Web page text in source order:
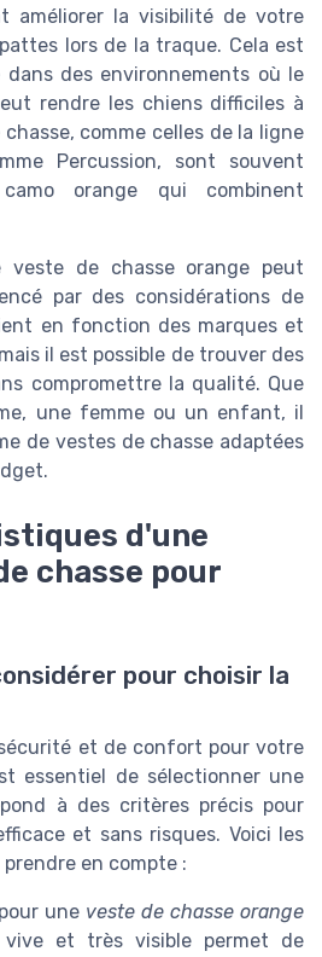
améliorer la visibilité de votre
lors de la traque. Cela est
des environnements où le
rendre les chiens difficiles à
comme celles de la ligne
Percussion, sont souvent
orange qui combinent
veste de chasse orange peut
par des considérations de
en fonction des marques et
il est possible de trouver des
compromettre la qualité. Que
une femme ou un enfant, il
de vestes de chasse adaptées
d'une
chasse pour
pour choisir la
et de confort pour votre
essentiel de sélectionner une
à des critères précis pour
et sans risques. Voici les
en compte :
une veste de chasse orange
et très visible permet de